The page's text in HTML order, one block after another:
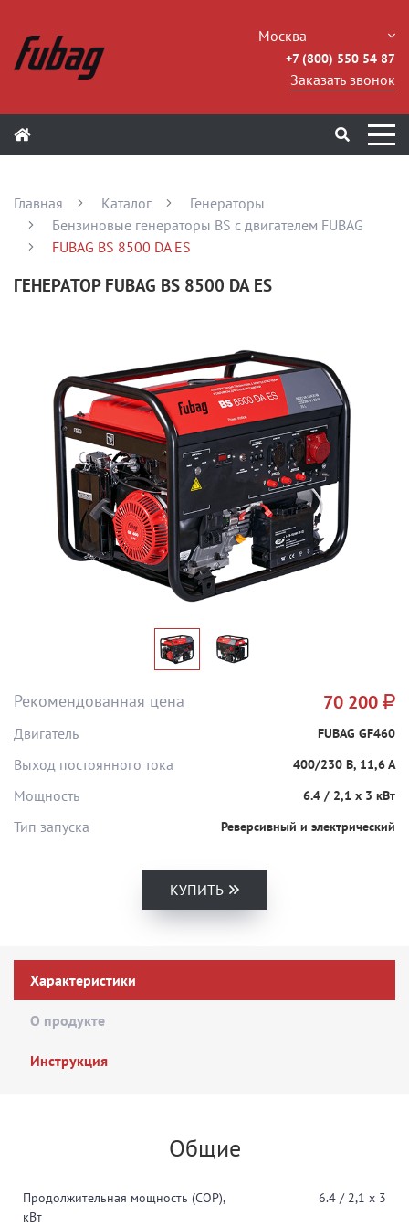
Москва
+7 (800) 550 54 87
Заказать звонок
Главная Каталог
Генераторы
Бензиновые генераторы BS с двигателем FUBAG
FUBAG BS 8500 DA ES
ГЕНЕРАТОР FUBAG BS 8500 DA ES
Рекомендованная цена 70 200
Двигатель FUBAG GF460
Выход постоянного тока 400/230 В, 11,6 А
Мощность 6.4 / 2,1 х 3 кВт
Тип запуска Реверсивный и электрический
КУПИТЬ
Характеристики
О продукте
Инструкция
Общие
Продолжительная мощность (COP),
кВт
6.4 / 2,1 х 3